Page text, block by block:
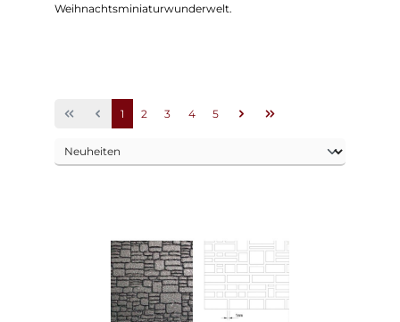
Weihnachtsminiaturwunderwelt.
Seite
1 Seite
2 Seite
3 Seite
4 Seite
5